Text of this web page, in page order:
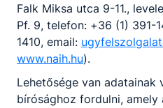
Megosztás
Falk Miksa utca 9-11.,
Pf. 9, telefon: +36 (1) 391-
1410, email:
www.naih.hu).
Lehetősége van adatainak
bírósághoz fordulni,